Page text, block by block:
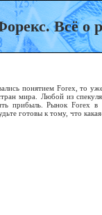
Всё о
понятием Forex, то
мира. Любой из
прибыль. Рынок Forex в
готовы к тому, что